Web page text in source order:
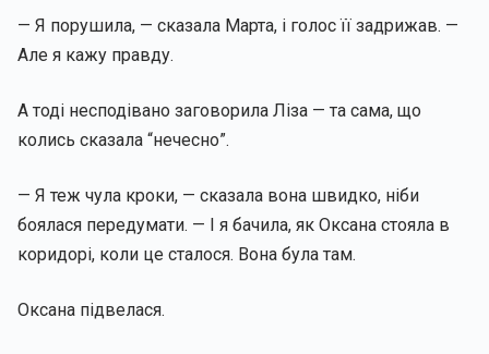
— Я порушила, — сказала Марта, і голос її задрижав. —
Але я кажу правду.
А тоді несподівано заговорила Ліза — та сама, що
колись сказала “нечесно”.
— Я теж чула кроки, — сказала вона швидко, ніби
боялася передумати. — І я бачила, як Оксана стояла в
коридорі, коли це сталося. Вона була там.
Оксана підвелася.